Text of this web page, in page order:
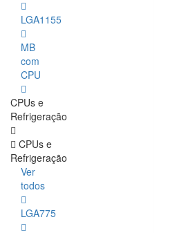
LGA1155
MB
com
CPU
CPUs e
Refrigeração
CPUs e
Refrigeração
Ver
todos
LGA775